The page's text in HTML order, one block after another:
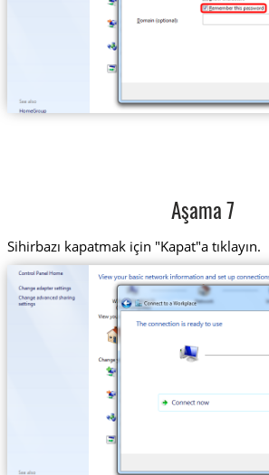
Aşama 7
Sihirbazı kapatmak için "Kapat"a tıklayın.